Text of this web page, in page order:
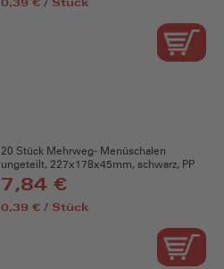
0,39 € / Stück
20 Stück Mehrweg- Menüschalen
ungeteilt, 227x178x45mm, schwarz, PP
7,84 €
0,39 € / Stück